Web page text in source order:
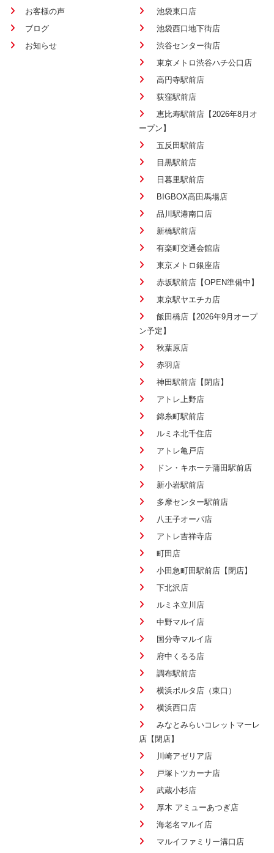
お客様の声
ブログ
お知らせ
池袋東口店
池袋西口地下街店
渋谷センター街店
東京メトロ渋谷ハチ公口店
高円寺駅前店
荻窪駅前店
恵比寿駅前店【2026年8月オ
ープン】
五反田駅前店
目黒駅前店
日暮里駅前店
BIGBOX高田馬場店
品川駅港南口店
新橋駅前店
有楽町交通会館店
東京メトロ銀座店
赤坂駅前店【OPEN準備中】
東京駅ヤエチカ店
飯田橋店【2026年9月オープ
ン予定】
秋葉原店
赤羽店
神田駅前店【閉店】
アトレ上野店
錦糸町駅前店
ルミネ北千住店
アトレ亀戸店
ドン・キホーテ蒲田駅前店
新小岩駅前店
多摩センター駅前店
八王子オーパ店
アトレ吉祥寺店
町田店
小田急町田駅前店【閉店】
下北沢店
ルミネ立川店
中野マルイ店
国分寺マルイ店
府中くるる店
調布駅前店
横浜ポルタ店（東口）
横浜西口店
みなとみらいコレットマーレ
店【閉店】
川崎アゼリア店
戸塚トツカーナ店
武蔵小杉店
厚木 アミューあつぎ店
海老名マルイ店
マルイファミリー溝口店